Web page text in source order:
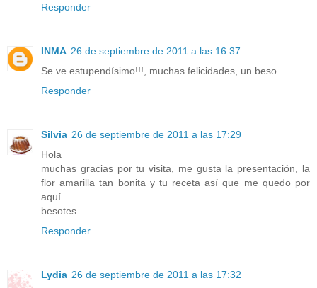
Responder
INMA 26 de septiembre de 2011 a las 16:37
Se ve estupendísimo!!!, muchas felicidades, un beso
Responder
Silvia 26 de septiembre de 2011 a las 17:29
Hola
muchas gracias por tu visita, me gusta la presentación, la
flor amarilla tan bonita y tu receta así que me quedo por
aquí
besotes
Responder
Lydia 26 de septiembre de 2011 a las 17:32